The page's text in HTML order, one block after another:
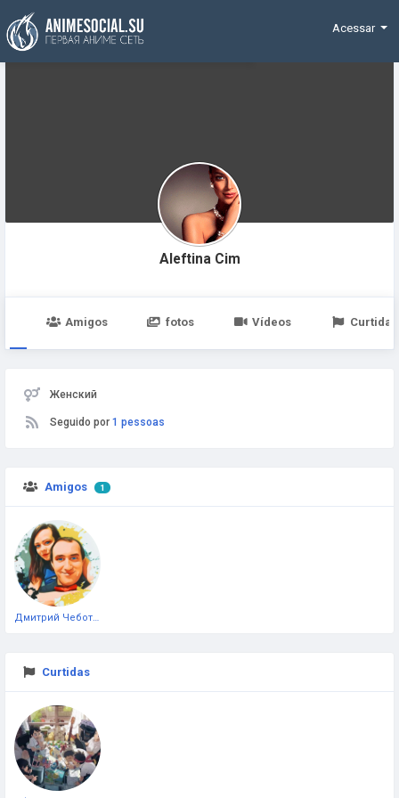
Funding
Acessar
Aleftina Cim
Amigos fotos Vídeos Curtidas
Женский
Seguido por 1 pessoas
Amigos 1
Curtidas